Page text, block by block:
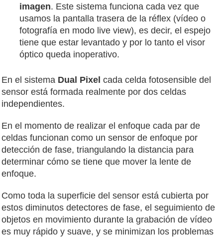
imagen. Este sistema funciona cada vez que
usamos la pantalla trasera de la réflex (vídeo o
fotografía en modo live view), es decir, el espejo
tiene que estar levantado y por lo tanto el visor
óptico queda inoperativo.
En el sistema Dual Pixel cada celda fotosensible del
sensor está formada realmente por dos celdas
independientes.
En el momento de realizar el enfoque cada par de
celdas funcionan como un sensor de enfoque por
detección de fase, triangulando la distancia para
determinar cómo se tiene que mover la lente de
enfoque.
Como toda la superficie del sensor está cubierta por
estos diminutos detectores de fase, el seguimiento de
objetos en movimiento durante la grabación de vídeo
es muy rápido y suave, y se minimizan los problemas